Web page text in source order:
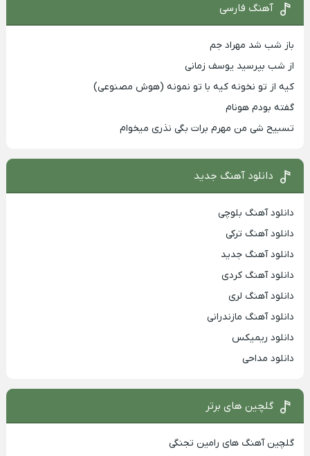
آهنگ فارسی
باز شب شد مهراد جم
از شب بپرسید یوسف زمانی
کیه از تو نخونه کیه با تو نمونه (هوش مصنوعی)
گفته بودم هونام
تسبیح شی من مهرم برات بگی نذری میخوام
دانلود آهنگ جدید
دانلود آهنگ بلوچی
دانلود آهنگ ترکی
دانلود آهنگ جدید
دانلود آهنگ کردی
دانلود آهنگ لری
دانلود آهنگ مازندرانی
دانلود ریمیکس
دانلود مداحی
گلچین های برتر
گلچین آهنگ های رامین تجنگی